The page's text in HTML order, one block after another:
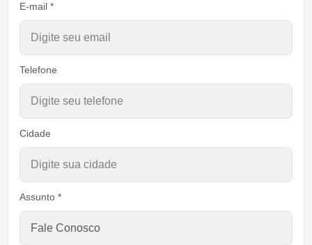
E-mail *
Telefone
Cidade
Assunto *